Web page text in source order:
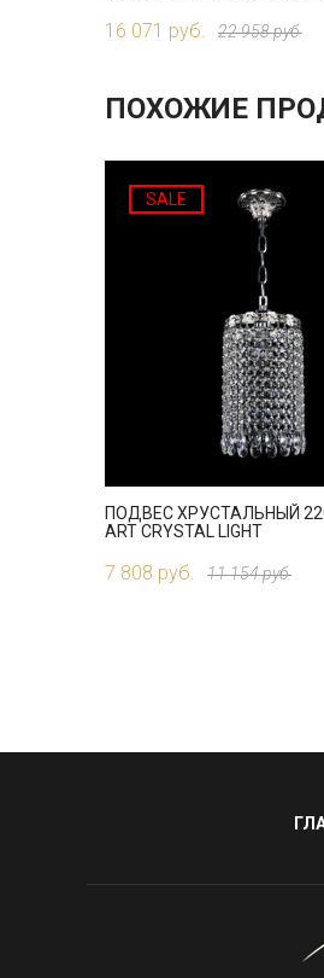
16 071 руб. 22 958 руб.
ПОХОЖИЕ
SALE
ПОДВЕС ХРУСТАЛЬНЫЙ
ART CRYSTAL LIGHT
7 808 руб. 11 154 руб.